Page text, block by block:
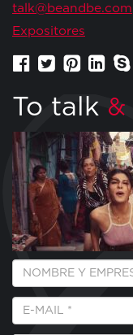
talk@beandbe.com
Expositores
To talk &
Empresa
Nombre
E-
Mail
*